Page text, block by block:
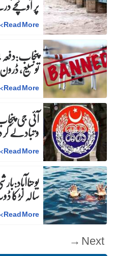
پر اونچے
Read More
>
توسیع،
Read More
>
و تبادلے
Read More
>
سالہ لڑکا
Read More
>
Next →